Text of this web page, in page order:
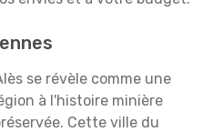
se révèle comme une
à l'histoire minière
Cette ville du